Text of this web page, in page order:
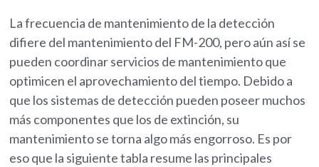
La frecuencia de mantenimiento de la detección
difiere del mantenimiento del FM-200, pero aún así se
pueden coordinar servicios de mantenimiento que
optimicen el aprovechamiento del tiempo. Debido a
que los sistemas de detección pueden poseer muchos
más componentes que los de extinción, su
mantenimiento se torna algo más engorroso. Es por
eso que la siguiente tabla resume las principales